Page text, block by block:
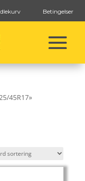
Betingelser
45R17»